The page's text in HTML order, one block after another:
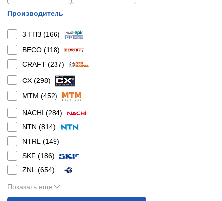
Производитель
3 ГПЗ (166)
BECO (118)
CRAFT (237)
CX (298)
MTM (452)
NACHI (284)
NTN (814)
NTRL (149)
SKF (186)
ZNL (654)
Показать еще